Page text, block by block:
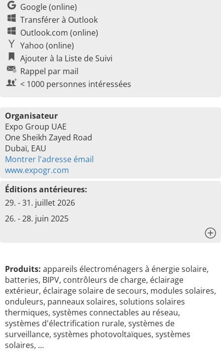
Google (online)
Transférer à Outlook
Outlook.com (online)
Yahoo (online)
Ajouter à la Liste de Suivi
Rappel par mail
< 1000 personnes intéressées
Organisateur
Expo Group UAE
One Sheikh Zayed Road
Dubaï, EAU
Montrer l'adresse émail
www.expogr.com
Éditions antérieures:
29. - 31. juillet 2026
26. - 28. juin 2025
Produits: appareils électroménagers à énergie solaire,
batteries, BIPV, contrôleurs de charge, éclairage
extérieur, éclairage solaire de secours, modules solaires,
onduleurs, panneaux solaires, solutions solaires
thermiques, systèmes connectables au réseau,
systèmes d'électrification rurale, systèmes de
surveillance, systèmes photovoltaïques, systèmes
solaires, …